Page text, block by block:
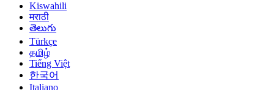
Kiswahili
मराठी
తెలుగు
Türkçe
தமிழ்
Tiếng Việt
한국어
Italiano